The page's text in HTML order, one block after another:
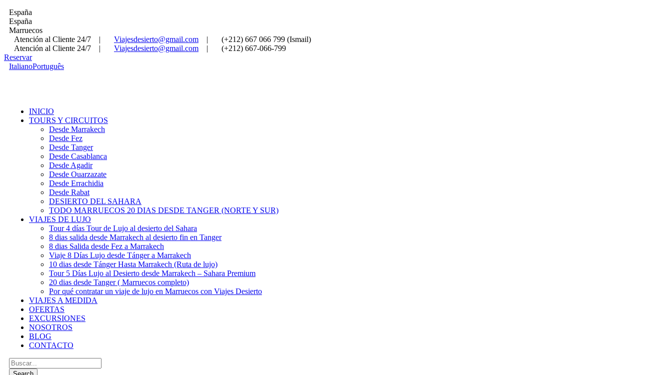
España
España
Marruecos
Atención al Cliente 24/7
| Viajesdesierto@gmail.com |
(+212) 667 066 799 (Ismail)
Atención al Cliente 24/7
| Viajesdesierto@gmail.com |
(+212) 667-066-799
Reservar
ItalianoPortuguês
INICIO
TOURS Y CIRCUITOS
Desde Marrakech
Desde Fez
Desde Tanger
Desde Casablanca
Desde Agadir
Desde Ouarzazate
Desde Errachidia
Desde Rabat
DESIERTO DEL SAHARA
TODO MARRUECOS 20 DIAS DESDE TANGER (NORTE Y SUR)
VIAJES DE LUJO
Tour 4 días Tour de Lujo al desierto del Sahara
8 dias salida desde Marrakech al desierto fin en Tanger
8 dias Salida desde Fez a Marrakech
Viaje 8 Días Lujo desde Tánger a Marrakech
10 dias desde Tánger Hasta Marrakech (Ruta de lujo)
Tour 5 Días Lujo al Desierto desde Marrakech – Sahara Premium
20 dias desde Tanger ( Marruecos completo)
Por qué contratar un viaje de lujo en Marruecos con Viajes Desierto
VIAJES A MEDIDA
OFERTAS
EXCURSIONES
NOSOTROS
BLOG
CONTACTO